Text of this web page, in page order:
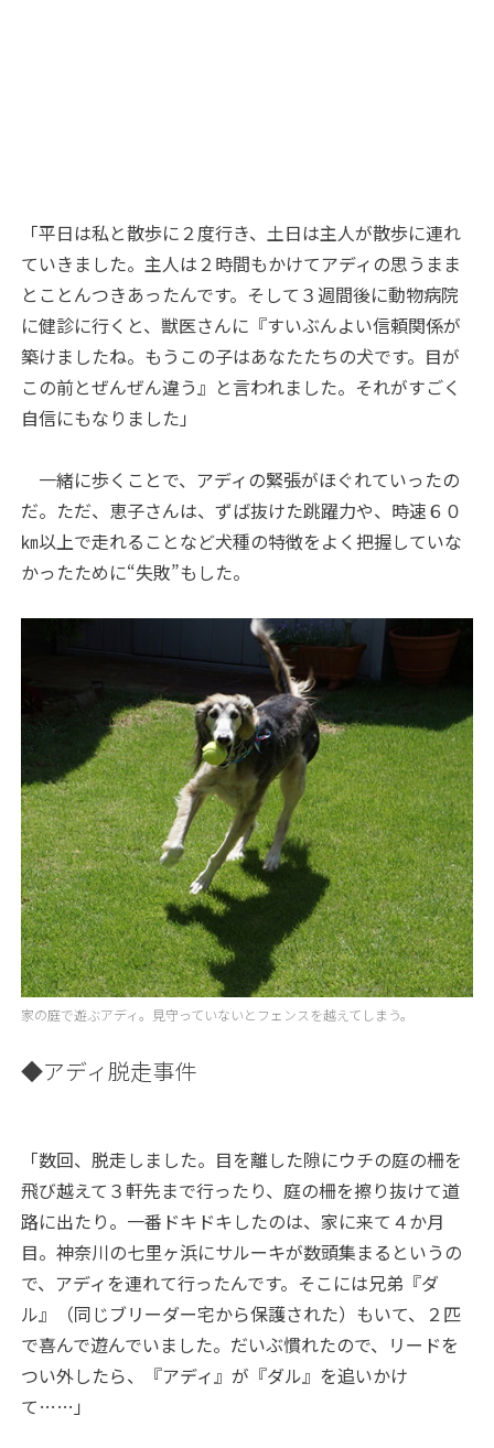
「平日は私と散歩に２度行き、土日は主人が散歩に連れ
ていきました。主人は２時間もかけてアディの思うまま
とことんつきあったんです。そして３週間後に動物病院
に健診に行くと、獣医さんに『すいぶんよい信頼関係が
築けましたね。もうこの子はあなたたちの犬です。目が
この前とぜんぜん違う』と言われました。それがすごく
自信にもなりました」
一緒に歩くことで、アディの緊張がほぐれていったの
だ。ただ、恵子さんは、ずば抜けた跳躍力や、時速６０
㎞以上で走れることなど犬種の特徴をよく把握していな
かったために“失敗”もした。
家の庭で遊ぶアディ。見守っていないとフェンスを越えてしまう。
◆アディ脱走事件
「数回、脱走しました。目を離した隙にウチの庭の柵を
飛び越えて３軒先まで行ったり、庭の柵を擦り抜けて道
路に出たり。一番ドキドキしたのは、家に来て４か月
目。神奈川の七里ヶ浜にサルーキが数頭集まるというの
で、アディを連れて行ったんです。そこには兄弟『ダ
ル』（同じブリーダー宅から保護された）もいて、２匹
で喜んで遊んでいました。だいぶ慣れたので、リードを
つい外したら、『アディ』が『ダル』を追いかけ
て……」